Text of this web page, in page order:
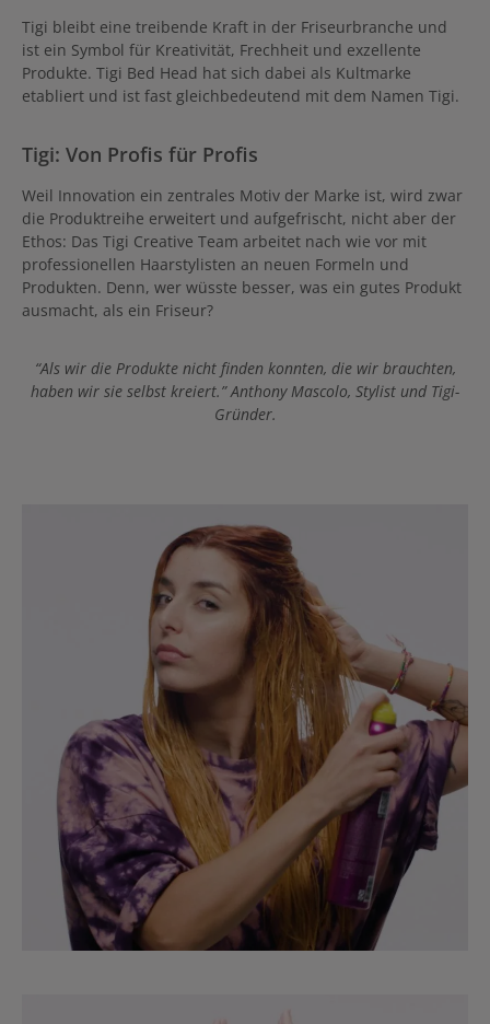
Tigi bleibt eine treibende Kraft in der Friseurbranche und
ist ein Symbol für Kreativität, Frechheit und exzellente
Produkte. Tigi Bed Head hat sich dabei als Kultmarke
etabliert und ist fast gleichbedeutend mit dem Namen Tigi.
Tigi: Von Profis für Profis
Weil Innovation ein zentrales Motiv der Marke ist, wird zwar
die Produktreihe erweitert und aufgefrischt, nicht aber der
Ethos: Das Tigi Creative Team arbeitet nach wie vor mit
professionellen Haarstylisten an neuen Formeln und
Produkten. Denn, wer wüsste besser, was ein gutes Produkt
ausmacht, als ein Friseur?
“Als wir die Produkte nicht finden konnten, die wir brauchten,
haben wir sie selbst kreiert.” Anthony Mascolo, Stylist und Tigi-
Gründer.